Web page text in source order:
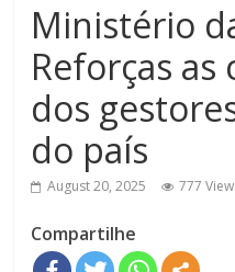
Ministério
Reforças
dos
do país
August 20, 2025 777
Compartilhe